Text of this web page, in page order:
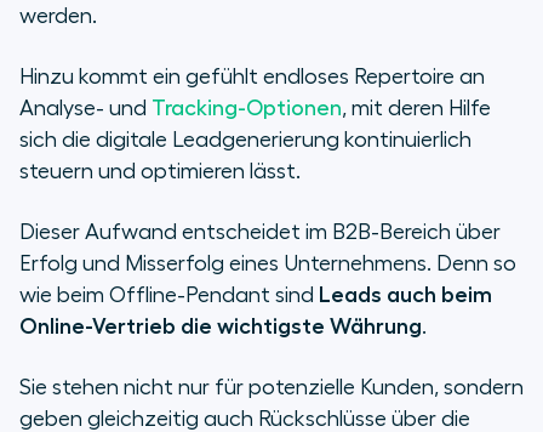
werden.
Hinzu kommt ein gefühlt endloses Repertoire an
Analyse- und Tracking-Optionen, mit deren Hilfe
sich die digitale Leadgenerierung kontinuierlich
steuern und optimieren lässt.
Dieser Aufwand entscheidet im B2B-Bereich über
Erfolg und Misserfolg eines Unternehmens. Denn so
wie beim Offline-Pendant sind Leads auch beim
Online-Vertrieb die wichtigste Währung.
Sie stehen nicht nur für potenzielle Kunden, sondern
geben gleichzeitig auch Rückschlüsse über die